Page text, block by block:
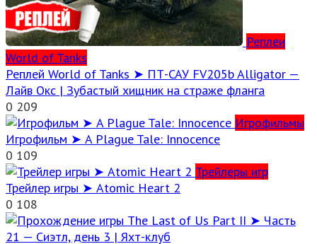
Реплеи
World of Tanks
Реплей World of Tanks ➤ ПТ-САУ FV205b Alligator —
Лайв Окс | Зубастый хищник на страже фланга
0 209
Игрофильмы
Игрофильм ➤ A Plague Tale: Innocence
0 109
Трейлеры игр
Трейлер игры ➤ Atomic Heart 2
0 108